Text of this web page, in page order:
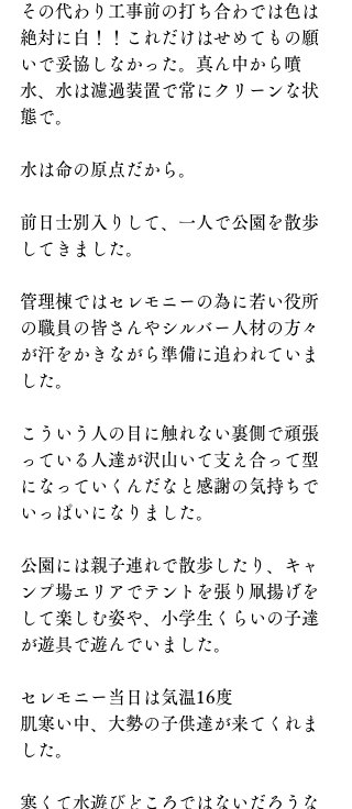
その代わり工事前の打ち合わでは色は
絶対に白！！これだけはせめてもの願
いで妥協しなかった。真ん中から噴
水、水は濾過装置で常にクリーンな状
態で。
水は命の原点だから。
前日士別入りして、一人で公園を散歩
してきました。
管理棟ではセレモニーの為に若い役所
の職員の皆さんやシルバー人材の方々
が汗をかきながら準備に追われていま
した。
こういう人の目に触れない裏側で頑張
っている人達が沢山いて支え合って型
になっていくんだなと感謝の気持ちで
いっぱいになりました。
公園には親子連れで散歩したり、キャ
ンプ場エリアでテントを張り凧揚げを
して楽しむ姿や、小学生くらいの子達
が遊具で遊んでいました。
セレモニー当日は気温16度
肌寒い中、大勢の子供達が来てくれま
した。
寒くて水遊びどころではないだろうな